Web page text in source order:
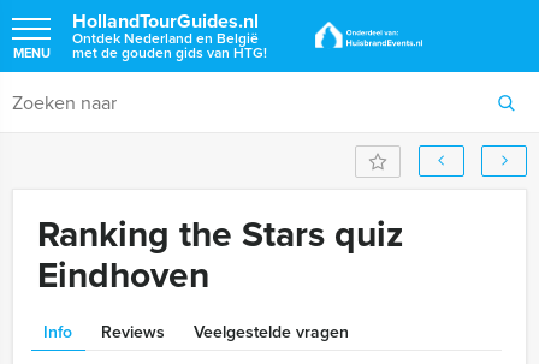
HollandTourGuides.nl
Ontdek Nederland en België
met de gouden gids van HTG!
MENU
Ranking the Stars quiz
Eindhoven
Info Reviews Veelgestelde vragen